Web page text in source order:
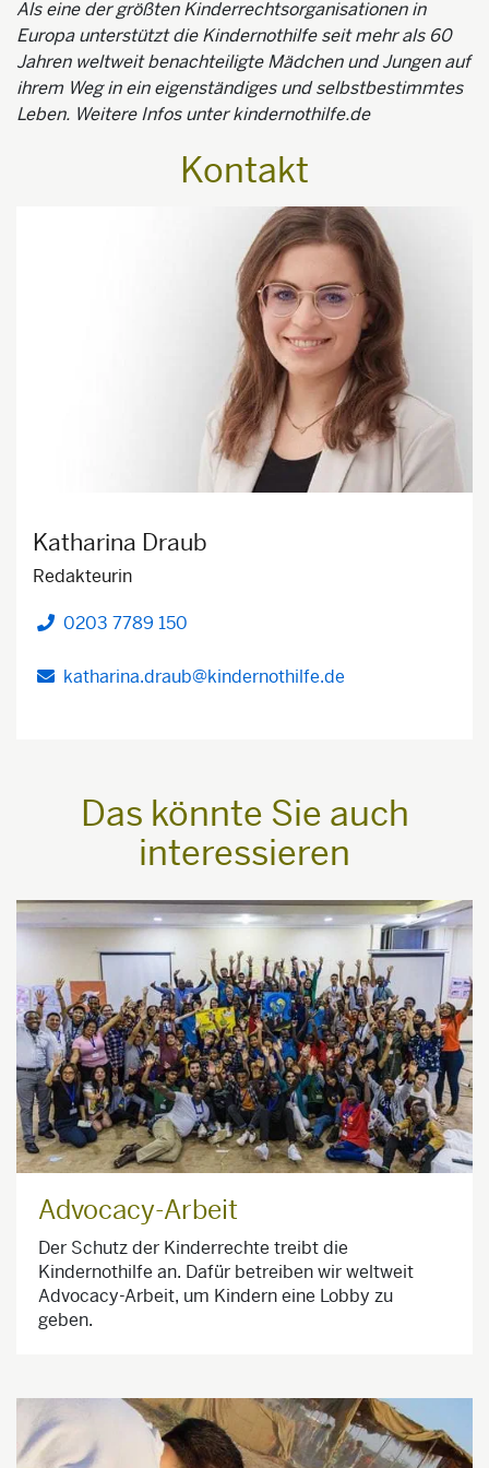
Als eine der größten Kinderrechtsorganisationen in
Europa unterstützt die Kindernothilfe seit mehr als 60
Jahren weltweit benachteiligte Mädchen und Jungen auf
ihrem Weg in ein eigenständiges und selbstbestimmtes
Leben. Weitere Infos unter kindernothilfe.de
Kontakt
Katharina Draub
Redakteurin
Telefon
0203 7789 150
katharina.draub@kindernothilfe.de
Das könnte Sie auch
interessieren
Advocacy-Arbeit
Der Schutz der Kinderrechte treibt die
Kindernothilfe an. Dafür betreiben wir weltweit
Advocacy-Arbeit, um Kindern eine Lobby zu
geben.